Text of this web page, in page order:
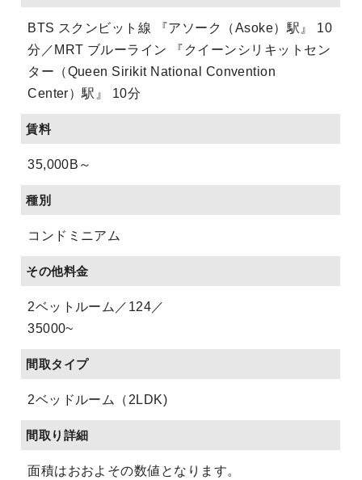
BTS スクンビット線 『アソーク（Asoke）駅』 10
分／MRT ブルーライン 『クイーンシリキットセン
ター（Queen Sirikit National Convention
Center）駅』 10分
賃料
35,000B～
種別
コンドミニアム
その他料金
2ベットルーム／124／
35000~
間取タイプ
2ベッドルーム（2LDK)
間取り詳細
面積はおおよその数値となります。